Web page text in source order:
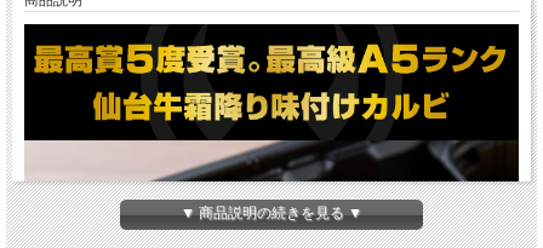
▼ 商品説明の続きを見る ▼